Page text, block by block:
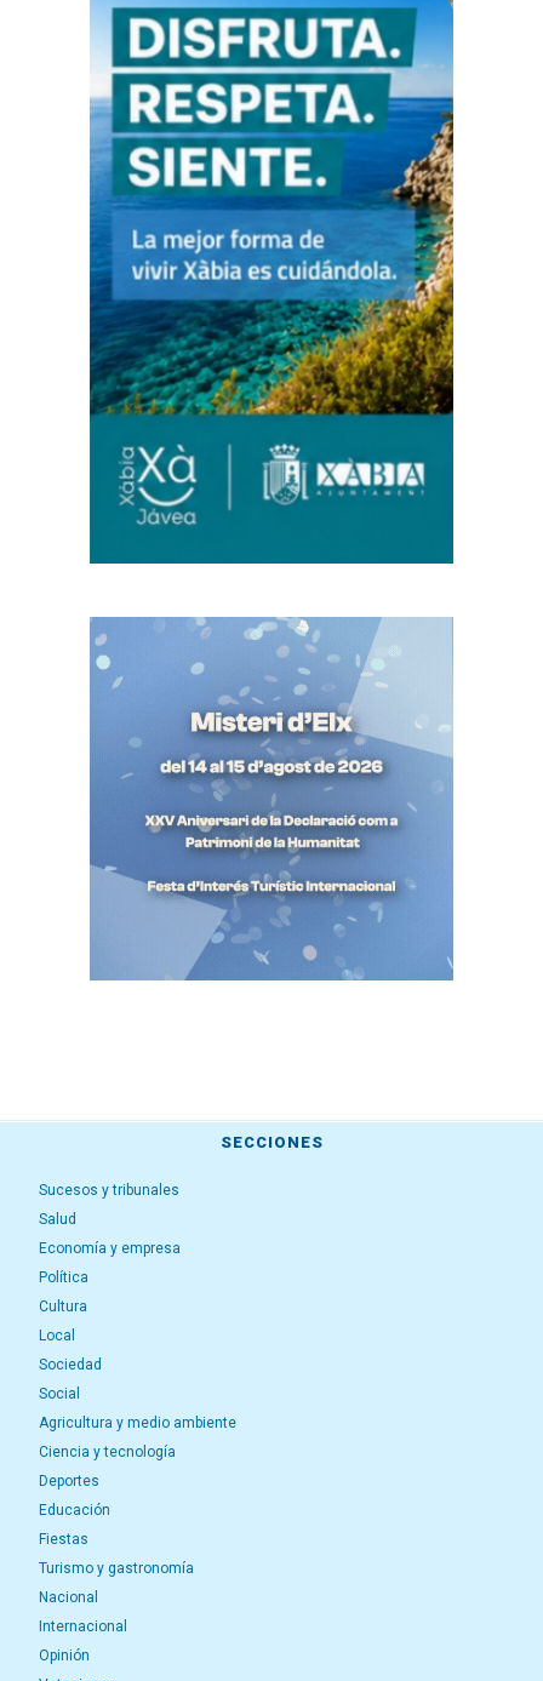
SECCIONES
Sucesos y tribunales
Salud
Economía y empresa
Política
Cultura
Local
Sociedad
Social
Agricultura y medio ambiente
Ciencia y tecnología
Deportes
Educación
Fiestas
Turismo y gastronomía
Nacional
Internacional
Opinión